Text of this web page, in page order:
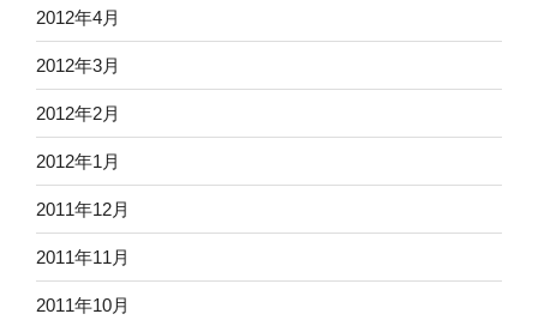
2012年4月
2012年3月
2012年2月
2012年1月
2011年12月
2011年11月
2011年10月